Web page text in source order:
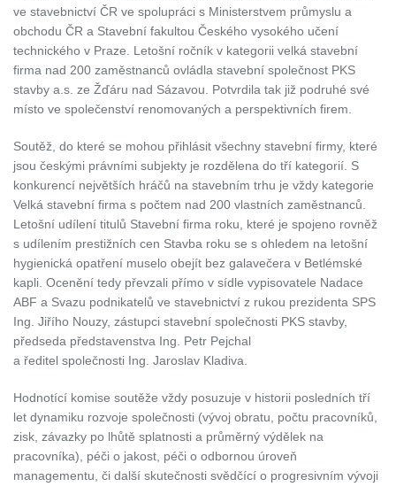
ve stavebnictví ČR ve spolupráci s Ministerstvem průmyslu a
obchodu ČR a Stavební fakultou Českého vysokého učení
technického v Praze. Letošní ročník v kategorii velká stavební
firma nad 200 zaměstnanců ovládla stavební společnost PKS
stavby a.s. ze Žďáru nad Sázavou. Potvrdila tak již podruhé své
místo ve společenství renomovaných a perspektivních firem.
Soutěž, do které se mohou přihlásit všechny stavební firmy, které
jsou českými právními subjekty je rozdělena do tří kategorií. S
konkurencí největších hráčů na stavebním trhu je vždy kategorie
Velká stavební firma s počtem nad 200 vlastních zaměstnanců.
Letošní udílení titulů Stavební firma roku, které je spojeno rovněž
s udílením prestižních cen Stavba roku se s ohledem na letošní
hygienická opatření muselo obejít bez galavečera v Betlémské
kapli. Ocenění tedy převzali přímo v sídle vypisovatele Nadace
ABF a Svazu podnikatelů ve stavebnictví z rukou prezidenta SPS
Ing. Jiřího Nouzy, zástupci stavební společnosti PKS stavby,
předseda představenstva Ing. Petr Pejchal
a ředitel společnosti Ing. Jaroslav Kladiva.
Hodnotící komise soutěže vždy posuzuje v historii posledních tří
let dynamiku rozvoje společnosti (vývoj obratu, počtu pracovníků,
zisk, závazky po lhůtě splatnosti a průměrný výdělek na
pracovníka), péči o jakost, péči o odbornou úroveň
managementu, či další skutečnosti svědčící o progresivním vývoji